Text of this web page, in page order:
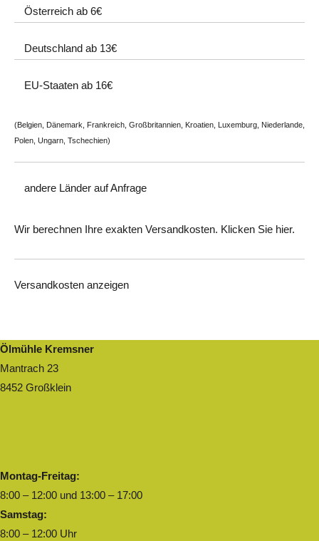
Österreich ab 6€
Deutschland ab 13€
EU-Staaten ab 16€
(Belgien, Dänemark, Frankreich, Großbritannien, Kroatien, Luxemburg, Niederlande,
Polen, Ungarn, Tschechien)
andere Länder aufAnfrage
Wir berechnen Ihre exakten Versandkosten. Klicken Sie hier.
Versandkosten anzeigen
Ölmühle Kremsner
Mantrach 23
8452 Großklein
Montag-Freitag:
8:00 – 12:00 und 13:00 – 17:00
Samstag:
8:00 – 12:00 Uhr